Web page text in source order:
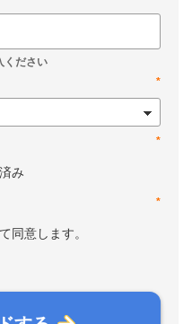
*
*
み
*
同意します。